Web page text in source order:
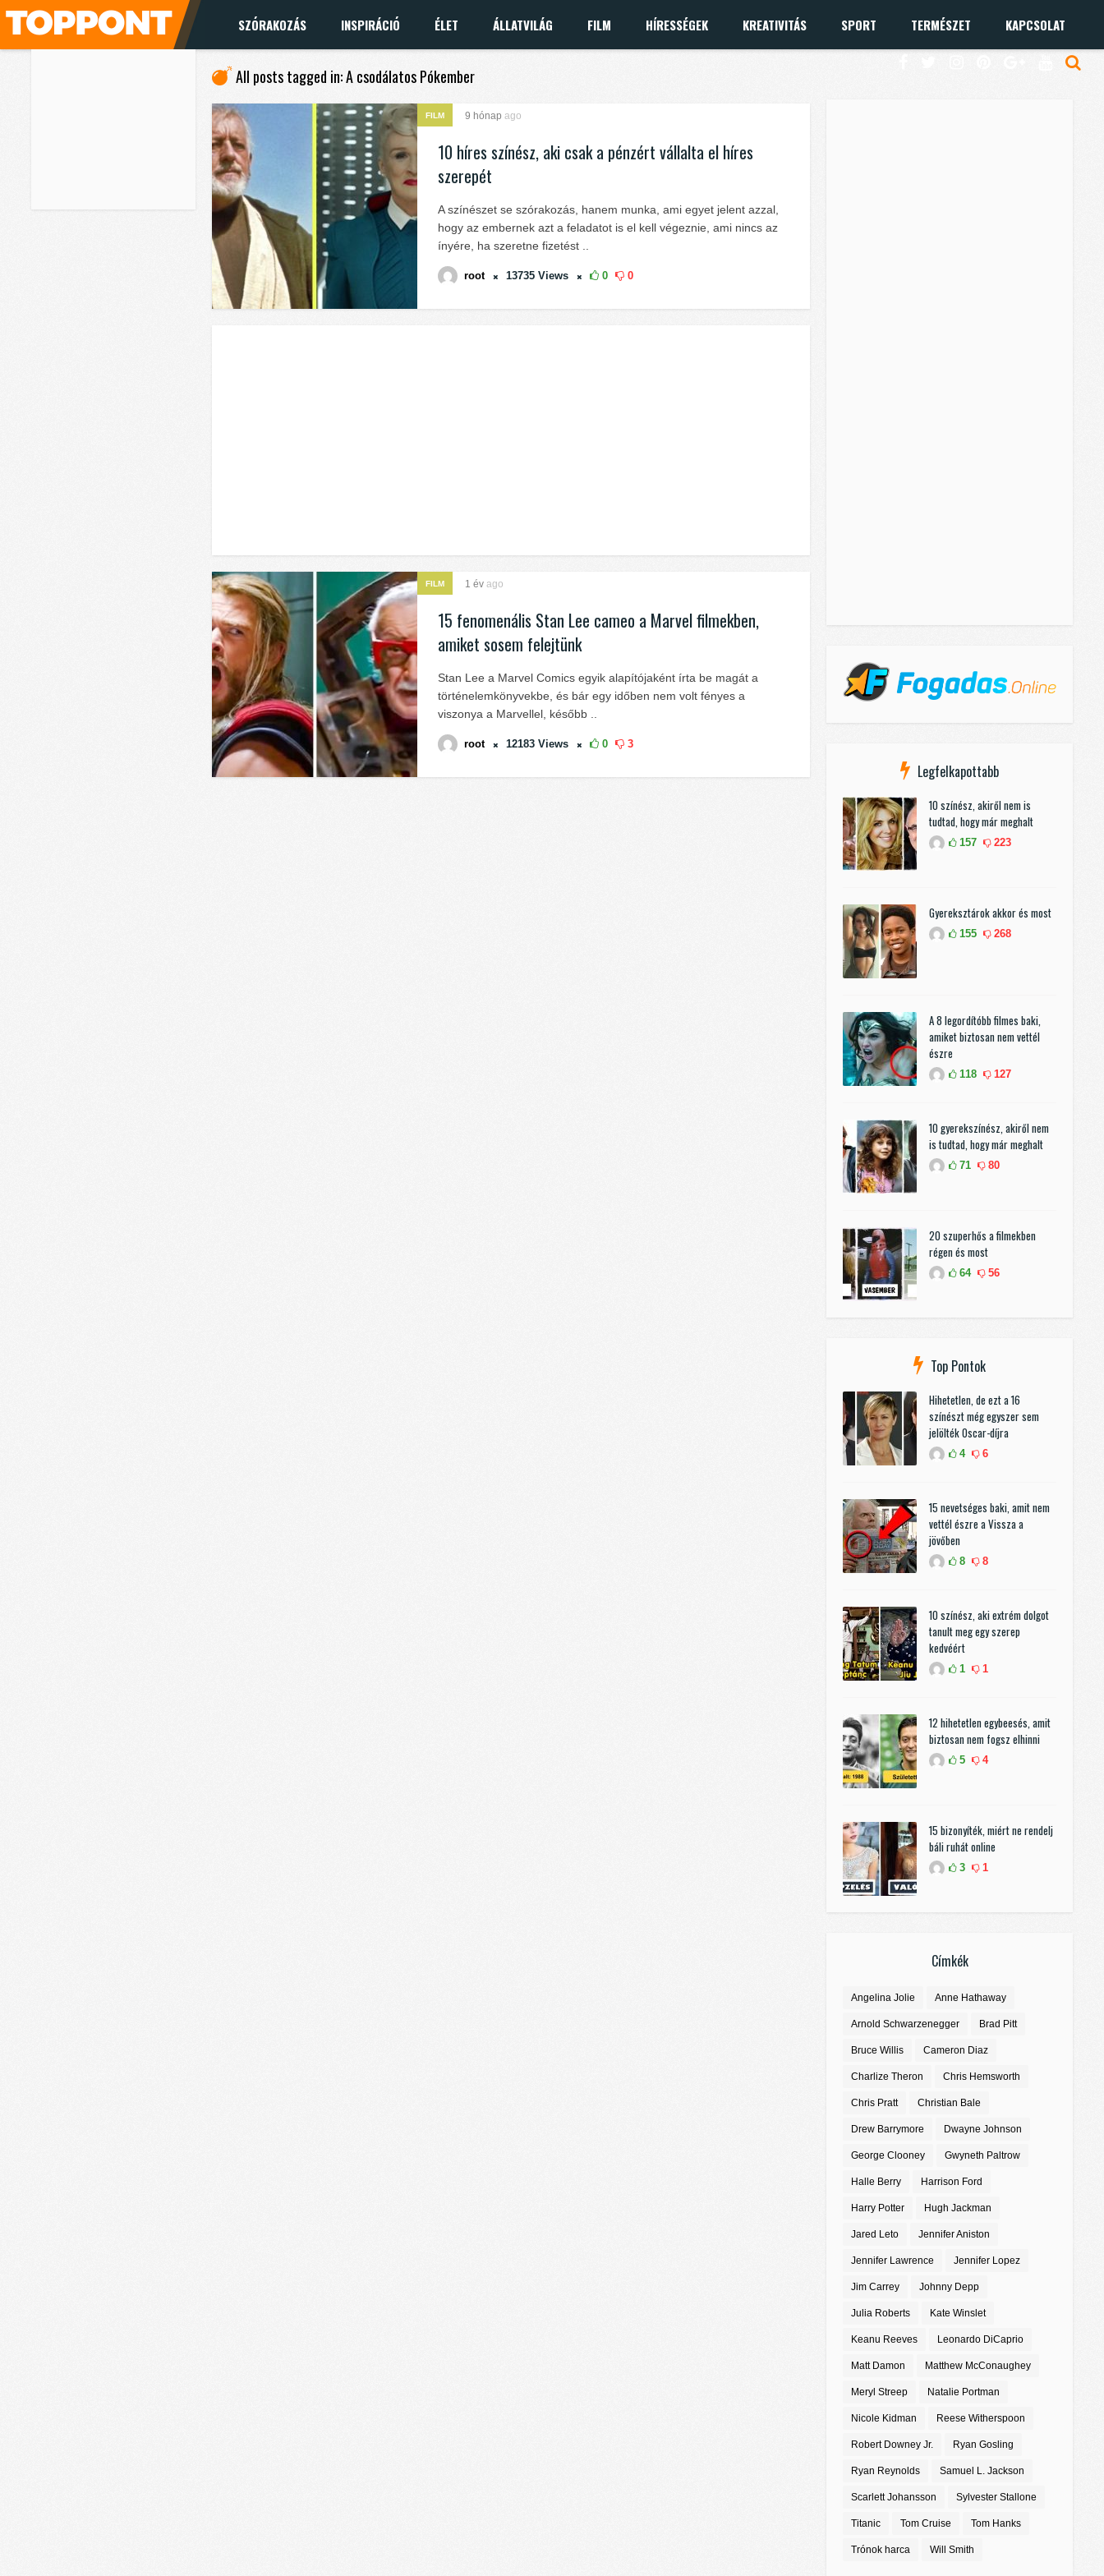
SZÓRAKOZÁS INSPIRÁCIÓ ÉLET ÁLLATVILÁG FILM HÍRESSÉGEK KREATIVITÁS SPORT TERMÉSZET KAPCSOLAT
All posts tagged in: A csodálatos Pókember
FILM 9 hónap ago
10 híres színész, aki csak a pénzért vállalta el híres
szerepét
A színészet se szórakozás, hanem munka, ami egyet jelent azzal,
hogy az embernek azt a feladatot is el kell végeznie, ami nincs az
ínyére, ha szeretne fizetést ..
root 13735 Views 0 0
FILM 1 év ago
15 fenomenális Stan Lee cameo a Marvel filmekben,
amiket sosem felejtünk
Stan Lee a Marvel Comics egyik alapítójaként írta be magát a
történelemkönyvekbe, és bár egy időben nem volt fényes a
viszonya a Marvellel, később ..
root 12183 Views 0 3
Legfelkapottabb
10 színész, akiről nem is
tudtad, hogy már meghalt
157 223
Gyereksztárok akkor és most
155 268
A 8 legordítóbb filmes baki,
amiket biztosan nem vettél
észre
118 127
10 gyerekszínész, akiről nem
is tudtad, hogy már meghalt
71 80
20 szuperhős a filmekben
régen és most
64 56
Top Pontok
Hihetetlen, de ezt a 16
színészt még egyszer sem
jelölték Oscar-díjra
4 6
15 nevetséges baki, amit nem
vettél észre a Vissza a
jövőben
8 8
10 színész, aki extrém dolgot
tanult meg egy szerep
kedvéért
1 1
12 hihetetlen egybeesés, amit
biztosan nem fogsz elhinni
5 4
15 bizonyíték, miért ne rendelj
báli ruhát online
3 1
Címkék
Angelina Jolie Anne Hathaway
Arnold Schwarzenegger Brad Pitt
Bruce Willis Cameron Diaz
Charlize Theron Chris Hemsworth
Chris Pratt Christian Bale
Drew Barrymore Dwayne Johnson
George Clooney Gwyneth Paltrow
Halle Berry Harrison Ford
Harry Potter Hugh Jackman
Jared Leto Jennifer Aniston
Jennifer Lawrence Jennifer Lopez
Jim Carrey Johnny Depp
Julia Roberts Kate Winslet
Keanu Reeves Leonardo DiCaprio
Matt Damon Matthew McConaughey
Meryl Streep Natalie Portman
Nicole Kidman Reese Witherspoon
Robert Downey Jr. Ryan Gosling
Ryan Reynolds Samuel L. Jackson
Scarlett Johansson Sylvester Stallone
Titanic Tom Cruise Tom Hanks
Trónok harca Will Smith